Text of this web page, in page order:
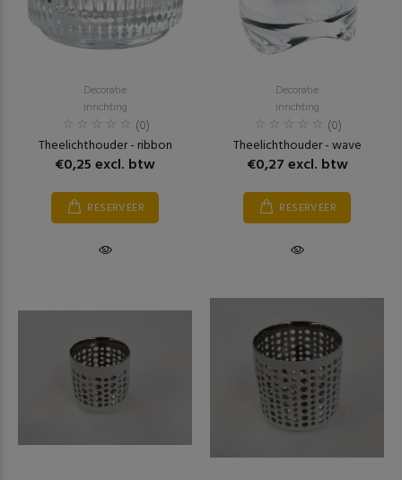
Decoratie
Inrichting
(0)
Theelichthouder - ribbon
€0,25 excl. btw
RESERVEER
Decoratie
Inrichting
(0)
Theelichthouder - wave
€0,27 excl. btw
RESERVEER